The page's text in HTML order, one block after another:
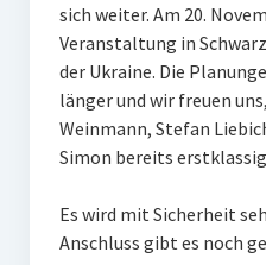
Fördermitgliedschaft
Kooperationspartner
Veranstaltungen
Chronik
sich weiter. Am 20.
Veranstaltung in
der Ukraine. Die
länger und wir freuen
Weinmann, Stefan
Simon bereits
Es wird mit Sicherheit
Anschluss gibt es noch